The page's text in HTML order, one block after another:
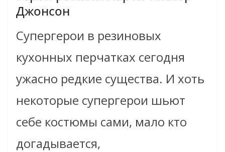
Джонсон
Cупергерои в резиновых
кухонных перчатках сегодня
ужасно редкие существа. И хоть
некоторые супергерои шьют
себе костюмы сами, мало кто
догадывается,